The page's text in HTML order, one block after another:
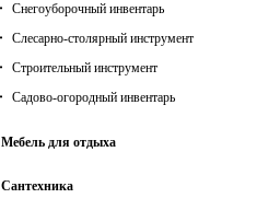
Снегоуборочный инвентарь
Слесарно-столярный инструмент
Строительный инструмент
Садово-огородный инвентарь
Мебель для отдыха
Сантехника